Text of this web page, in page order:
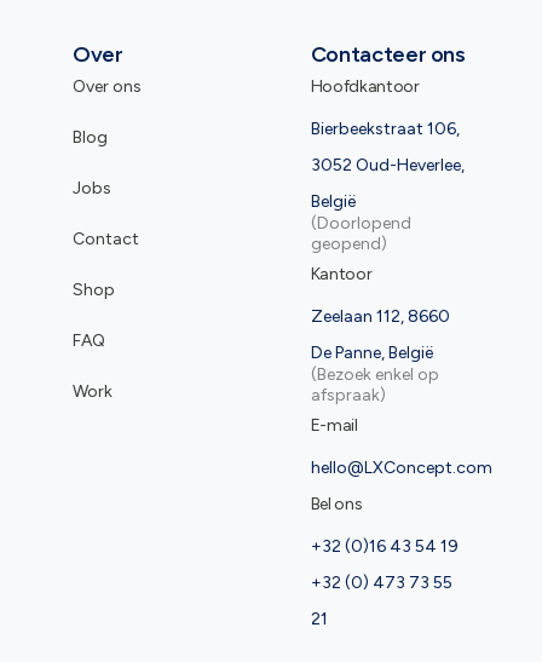
Over
Over ons
Blog
Jobs
Contact
Shop
FAQ
Work
Contacteer ons
Hoofdkantoor
Bierbeekstraat 106,
3052 Oud-Heverlee,
België
(Doorlopend
geopend)
Kantoor
Zeelaan 112, 8660
De Panne, België
(Bezoek enkel op
afspraak)
E-mail
hello@LXConcept.com
Bel ons
+32 (0)16 43 54 19
+32 (0) 473 73 55
21